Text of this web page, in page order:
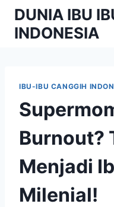
Skip
content
DUNIA IBU
INDONESIA
IBU-IBU CANGGIH
Burnout?
Menjadi
Milenial!